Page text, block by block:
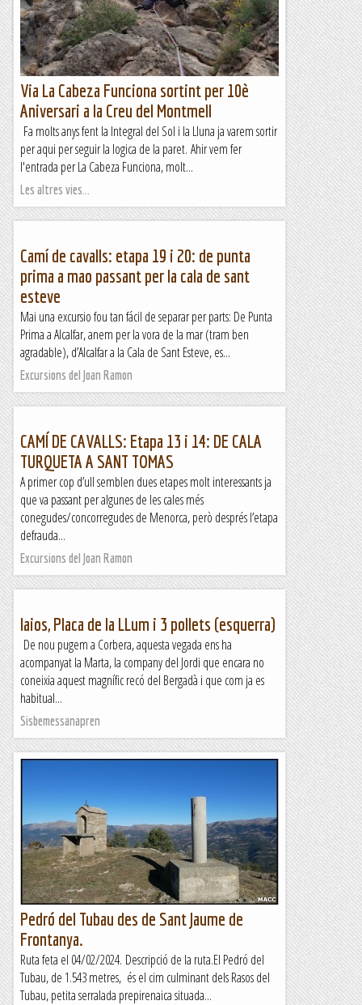
Muntanya
Via La Cabeza Funciona sortint per 10è
Aniversari a la Creu del Montmell
Fa molts anys fent la Integral del Sol i la Lluna ja varem sortir
per aqui per seguir la logica de la paret. Ahir vem fer
l'entrada per La Cabeza Funciona, molt...
Les altres vies...
Camí de cavalls: etapa 19 i 20: de punta
prima a mao passant per la cala de sant
esteve
Mai una excursio fou tan fácil de separar per parts: De Punta
Prima a Alcalfar, anem per la vora de la mar (tram ben
agradable), d’Alcalfar a la Cala de Sant Esteve, es...
Excursions del Joan Ramon
CAMÍ DE CAVALLS: Etapa 13 i 14: DE CALA
TURQUETA A SANT TOMAS
A primer cop d’ull semblen dues etapes molt interessants ja
que va passant per algunes de les cales més
conegudes/concorregudes de Menorca, però després l’etapa
defrauda...
Excursions del Joan Ramon
Iaios, Placa de la LLum i 3 pollets (esquerra)
De nou pugem a Corbera, aquesta vegada ens ha
acompanyat la Marta, la company del Jordi que encara no
coneixia aquest magnífic recó del Bergadà i que com ja es
habitual...
Sisbemessanapren
Pedró del Tubau des de Sant Jaume de
Frontanya.
Ruta feta el 04/02/2024. Descripció de la ruta.El Pedró del
Tubau, de 1.543 metres, és el cim culminant dels Rasos del
Tubau, petita serralada prepirenaica situada...